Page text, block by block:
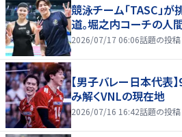
競泳チーム「TASC」
道。堀之内コーチの人
2026/07/17 06:06話題の投稿
【男子バレー日本代表
み解くVNLの現在地
2026/07/16 16:42話題の投稿